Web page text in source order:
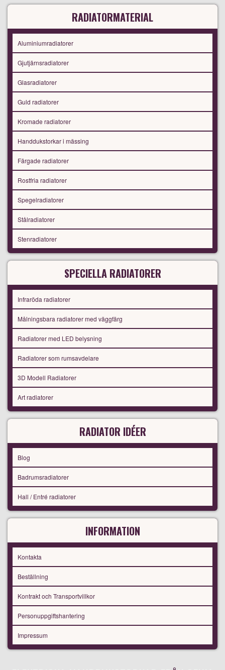
RADIATORMATERIAL
Aluminiumradiatorer
Gjutjärnsradiatorer
Glasradiatorer
Guld radiatorer
Kromade radiatorer
Handdukstorkar i mässing
Färgade radiatorer
Rostfria radiatorer
Spegelradiatorer
Stålradiatorer
Stenradiatorer
SPECIELLA RADIATORER
Infraröda radiatorer
Målningsbara radiatorer med väggfärg
Radiatorer med LED belysning
Radiatorer som rumsavdelare
3D Modell Radiatorer
Art radiatorer
RADIATOR IDÉER
Blog
Badrumsradiatorer
Hall / Entré radiatorer
INFORMATION
Kontakta
Beställning
Kontrakt och Transportvillkor
Personuppgiftshantering
Impressum